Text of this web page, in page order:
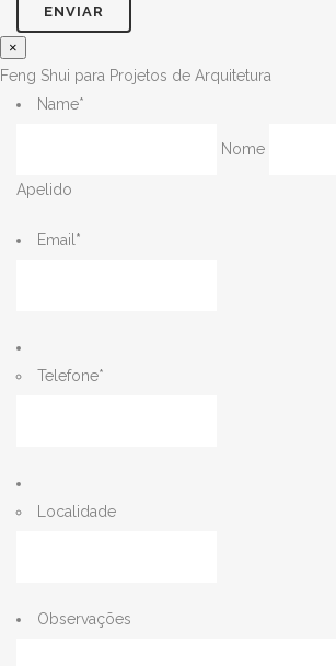
×
Feng Shui para Projetos de Arquitetura
Name*
Nome
Apelido
Email*
Telefone*
Localidade
Observações